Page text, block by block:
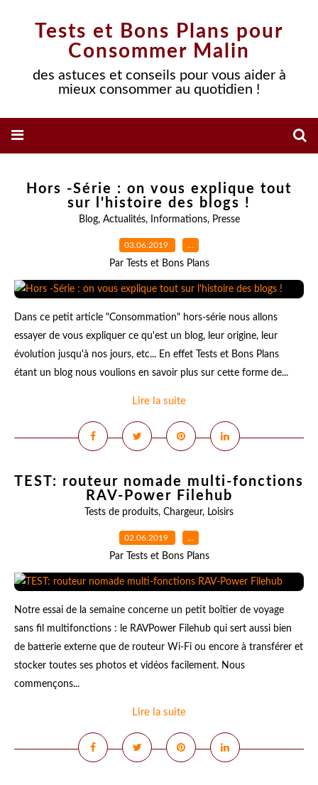
Tests et Bons Plans pour
Consommer Malin
des astuces et conseils pour vous aider à
mieux consommer au quotidien !
Hors -Série : on vous explique tout
sur l'histoire des blogs !
Blog, Actualités, Informations, Presse
03.06.2019 …
Par Tests et Bons Plans
Dans ce petit article "Consommation" hors-série nous allons
essayer de vous expliquer ce qu'est un blog, leur origine, leur
évolution jusqu'à nos jours, etc... En effet Tests et Bons Plans
étant un blog nous voulions en savoir plus sur cette forme de...
Lire la suite
TEST: routeur nomade multi-fonctions
RAV-Power Filehub
Tests de produits, Chargeur, Loisirs
02.06.2019 …
Par Tests et Bons Plans
Notre essai de la semaine concerne un petit boîtier de voyage
sans fil multifonctions : le RAVPower Filehub qui sert aussi bien
de batterie externe que de routeur Wi-Fi ou encore à transférer et
stocker toutes ses photos et vidéos facilement. Nous
commençons...
Lire la suite